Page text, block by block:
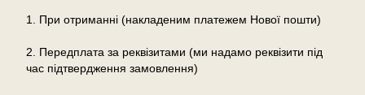
1. При отриманні (накладеним платежем Нової пошти)
2. Передплата за реквізитами (ми надамо реквізити під
час підтвердження замовлення)